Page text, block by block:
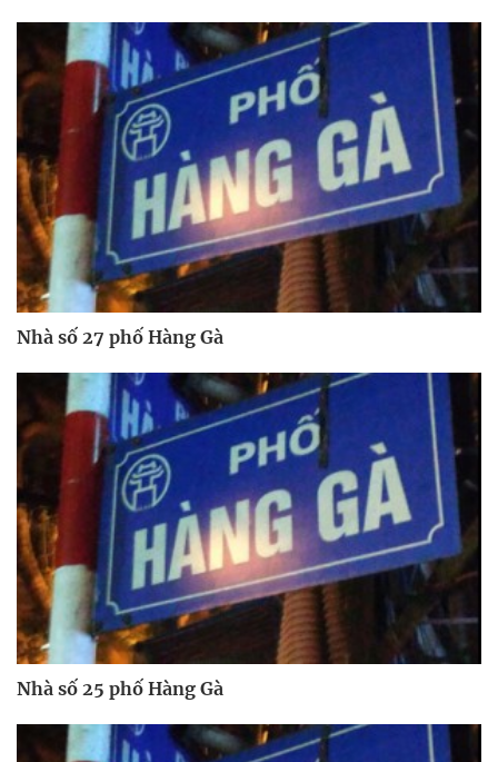
Nhà số 27 phố Hàng Gà
Nhà số 25 phố Hàng Gà